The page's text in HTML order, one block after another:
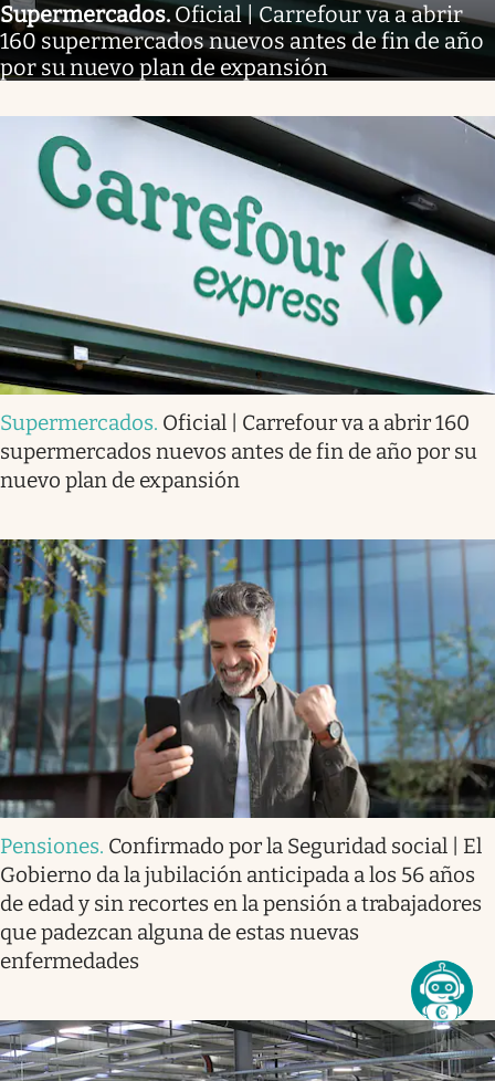
Supermercados. Oficial | Carrefour va a abrir
160 supermercados nuevos antes de fin de año
por su nuevo plan de expansión
Supermercados. Oficial | Carrefour va a abrir 160
supermercados nuevos antes de fin de año por su
nuevo plan de expansión
Pensiones. Confirmado por la Seguridad social | El
Gobierno da la jubilación anticipada a los 56 años
de edad y sin recortes en la pensión a trabajadores
que padezcan alguna de estas nuevas
enfermedades